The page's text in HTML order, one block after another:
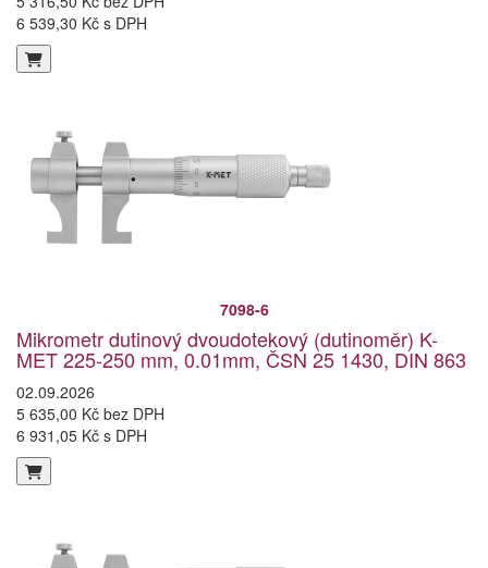
6 539,30 Kč s DPH
7098-6
Mikrometr dutinový dvoudotekový (dutinoměr) K-
MET 225-250 mm, 0.01mm, ČSN 25 1430, DIN 863
02.09.2026
5 635,00 Kč bez DPH
6 931,05 Kč s DPH